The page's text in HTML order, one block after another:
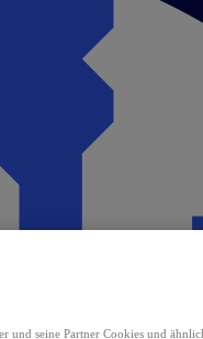
und seine Partner Cookies und